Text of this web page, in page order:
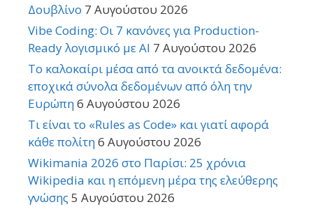
Δουβλίνο 7 Αυγούστου 2026
Vibe Coding: Οι 7 κανόνες για Production-
Ready λογισμικό με AI 7 Αυγούστου 2026
Το καλοκαίρι μέσα από τα ανοικτά δεδομένα:
εποχικά σύνολα δεδομένων από όλη την
Ευρώπη6 Αυγούστου 2026
Τι είναι το «Rules as Code» και γιατί αφορά
κάθε πολίτη6 Αυγούστου 2026
Wikimania 2026 στο Παρίσι: 25 χρόνια
Wikipedia και η επόμενη μέρα της ελεύθερης
γνώσης 5 Αυγούστου 2026